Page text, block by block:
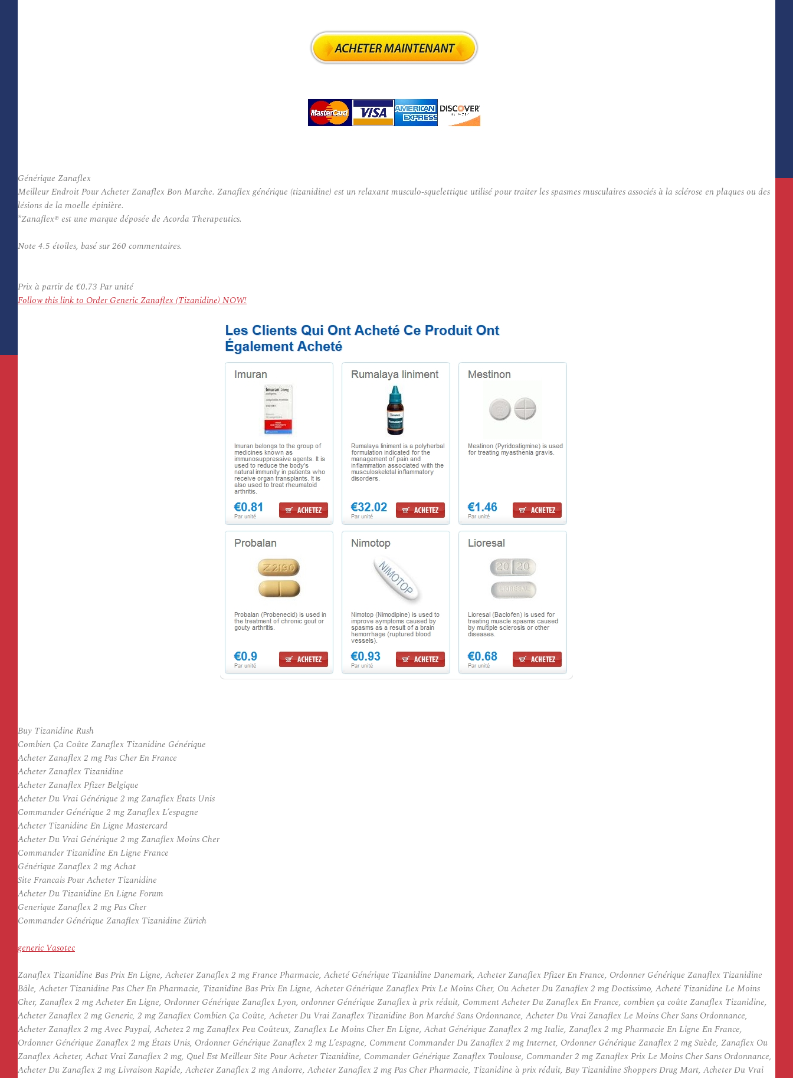
Générique Zanaflex
Meilleur Endroit Pour Acheter Zanaflex Bon Marche. Zanaflex générique (tizanidine) est un relaxant musculo-squelettique utilisé pour traiter les spasmes musculaires associés à la sclérose en plaques ou des
lésions de la moelle épinière.
*Zanaflex® est une marque déposée de Acorda Therapeutics.
Note 4.5 étoiles, basé sur260 commentaires.
Prix à partir de €0.73 Par unité
Follow this link to Order Generic Zanaflex (Tizanidine) NOW!
Buy Tizanidine Rush
Combien Ça Coûte Zanaflex Tizanidine Générique
Acheter Zanaflex 2 mg Pas Cher En France
Acheter Zanaflex Tizanidine
Acheter Zanaflex Pfizer Belgique
Acheter Du Vrai Générique 2 mg Zanaflex États Unis
Commander Générique 2 mg Zanaflex L’espagne
Acheter Tizanidine En Ligne Mastercard
Acheter Du Vrai Générique 2 mg Zanaflex Moins Cher
Commander Tizanidine En Ligne France
Générique Zanaflex 2 mg Achat
Site Francais Pour Acheter Tizanidine
Acheter Du Tizanidine En Ligne Forum
Generique Zanaflex 2 mg Pas Cher
Commander Générique Zanaflex Tizanidine Zürich
generic Vasotec
Zanaflex Tizanidine Bas Prix En Ligne, Acheter Zanaflex 2 mg France Pharmacie, Acheté Générique Tizanidine Danemark, Acheter Zanaflex Pfizer En France, Ordonner Générique Zanaflex Tizanidine
Bâle, Acheter Tizanidine Pas Cher En Pharmacie, Tizanidine Bas Prix En Ligne, Acheter Générique Zanaflex Prix Le Moins Cher, Ou Acheter Du Zanaflex 2 mg Doctissimo, Acheté Tizanidine Le Moins
Cher, Zanaflex 2 mg Acheter En Ligne, Ordonner Générique Zanaflex Lyon, ordonner Générique Zanaflex à prix réduit, Comment Acheter Du Zanaflex En France, combien ça coûte Zanaflex Tizanidine,
Acheter Zanaflex 2 mg Generic, 2 mg Zanaflex Combien Ça Coûte, Acheter Du Vrai Zanaflex Tizanidine Bon Marché Sans Ordonnance, Acheter Du Vrai Zanaflex Le Moins Cher Sans Ordonnance,
Acheter Zanaflex 2 mg Avec Paypal, Achetez 2 mg Zanaflex Peu Coûteux, Zanaflex Le Moins Cher En Ligne, Achat Générique Zanaflex 2 mg Italie, Zanaflex 2 mg Pharmacie En Ligne En France,
Ordonner Générique Zanaflex 2 mg États Unis, Ordonner Générique Zanaflex 2 mg L’espagne, Comment Commander Du Zanaflex 2 mg Internet, Ordonner Générique Zanaflex 2 mg Suède, Zanaflex Ou
Zanaflex Acheter, Achat Vrai Zanaflex 2 mg, Quel Est Meilleur Site Pour Acheter Tizanidine, Commander Générique Zanaflex Toulouse, Commander 2 mg Zanaflex Prix Le Moins Cher Sans Ordonnance,
Acheter Du Zanaflex 2 mg Livraison Rapide, Acheter Zanaflex 2 mg Andorre, Acheter Zanaflex 2 mg Pas Cher Pharmacie, Tizanidine à prix réduit, Buy Tizanidine Shoppers Drug Mart, Acheter Du Vrai